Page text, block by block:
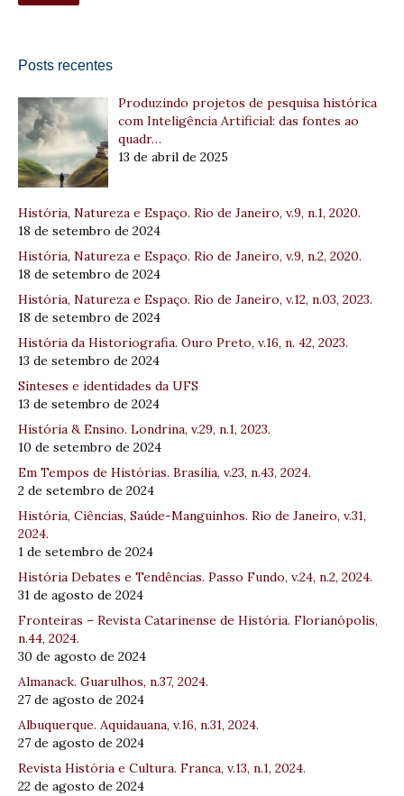
Posts recentes
Produzindo projetos de pesquisa histórica
com Inteligência Artificial: das fontes ao
quadr…
13 de abril de 2025
História, Natureza e Espaço. Rio de Janeiro, v.9, n.1, 2020.
18 de setembro de 2024
História, Natureza e Espaço. Rio de Janeiro, v.9, n.2, 2020.
18 de setembro de 2024
História, Natureza e Espaço. Rio de Janeiro, v.12, n.03, 2023.
18 de setembro de 2024
História da Historiografia. Ouro Preto, v.16, n. 42, 2023.
13 de setembro de 2024
Sínteses e identidades da UFS
13 de setembro de 2024
História & Ensino. Londrina, v.29, n.1, 2023.
10 de setembro de 2024
Em Tempos de Histórias. Brasília, v.23, n.43, 2024.
2 de setembro de 2024
História, Ciências, Saúde-Manguinhos. Rio de Janeiro, v.31,
2024.
1 de setembro de 2024
História Debates e Tendências. Passo Fundo, v.24, n.2, 2024.
31 de agosto de 2024
Fronteiras – Revista Catarinense de História. Florianópolis,
n.44, 2024.
30 de agosto de 2024
Almanack. Guarulhos, n.37, 2024.
27 de agosto de 2024
Albuquerque. Aquidauana, v.16, n.31, 2024.
27 de agosto de 2024
Revista História e Cultura. Franca, v.13, n.1, 2024.
22 de agosto de 2024